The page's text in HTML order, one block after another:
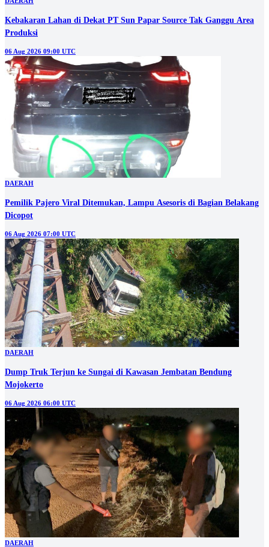
Kebakaran Lahan di Dekat PT Sun Papar Source Tak Ganggu Area
Produksi
06 Aug 2026 09:00 UTC
DAERAH
Pemilik Pajero Viral Ditemukan, Lampu Asesoris di Bagian Belakang
Dicopot
06 Aug 2026 07:00 UTC
DAERAH
Dump Truk Terjun ke Sungai di Kawasan Jembatan Bendung
Mojokerto
06 Aug 2026 06:00 UTC
DAERAH